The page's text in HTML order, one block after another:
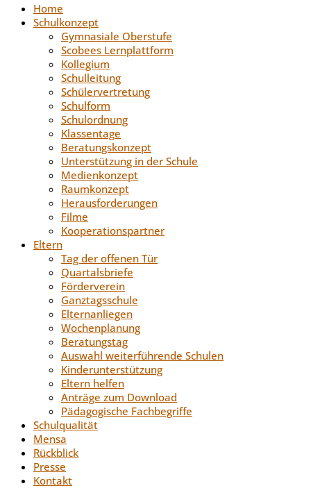
Home
Schulkonzept
Gymnasiale Oberstufe
Scobees Lernplattform
Kollegium
Schulleitung
Schülervertretung
Schulform
Schulordnung
Klassentage
Beratungskonzept
Unterstützung in der Schule
Medienkonzept
Raumkonzept
Herausforderungen
Filme
Kooperationspartner
Eltern
Tag der offenen Tür
Quartalsbriefe
Förderverein
Ganztagsschule
Elternanliegen
Wochenplanung
Beratungstag
Auswahl weiterführende Schulen
Kinderunterstützung
Eltern helfen
Anträge zum Download
Pädagogische Fachbegriffe
Schulqualität
Mensa
Rückblick
Presse
Kontakt